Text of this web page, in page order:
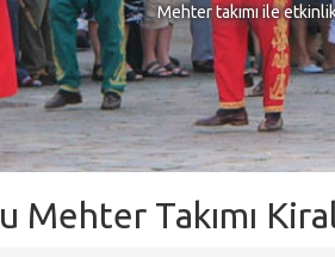
Mehter takımı ile
Mehter Takımı